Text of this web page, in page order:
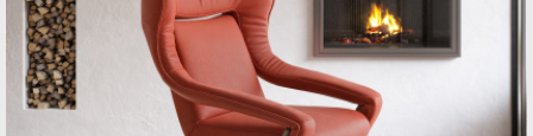
Das Ecksofa 16777 broadway V ist wahlweise mit einer
Kopfteilverstellung und einer Armteilverstellung
verfügbar
6.889 €4.133 € -40%